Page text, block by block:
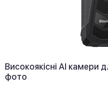
Високоякісні AI камери
фото